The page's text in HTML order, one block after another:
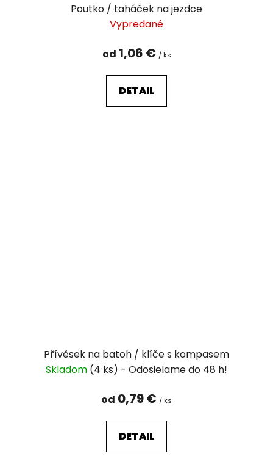
Poutko / taháček na jezdce
Vypredané
od 1,06 € / ks
DETAIL
Přívěsek na batoh / klíče s kompasem
Skladom (4 ks)
od 0,79 € / ks
DETAIL